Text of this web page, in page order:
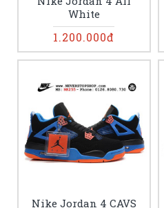
White
1.200.000đ
Nike Jordan 4 CAVS